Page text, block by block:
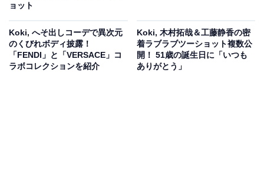
ョット
Koki, へそ出しコーデで異次元
のくびれボディ披露！
「FENDI」と「VERSACE」コ
ラボコレクションを紹介
Koki, 木村拓哉＆工藤静香の密
着ラブラブツーショット複数公
開！ 51歳の誕生日に「いつも
ありがとう」